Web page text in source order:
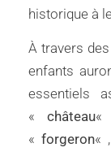
historique à
À travers
enfants
essentiels
«château
« forgeron«